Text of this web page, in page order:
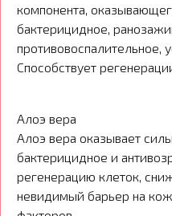
компонента,
бактерицидное,
противовоспалительное,
Способствует
Алоэ вера
Алоэ вера оказывает
бактерицидное и
регенерацию клеток,
невидимый барьер на